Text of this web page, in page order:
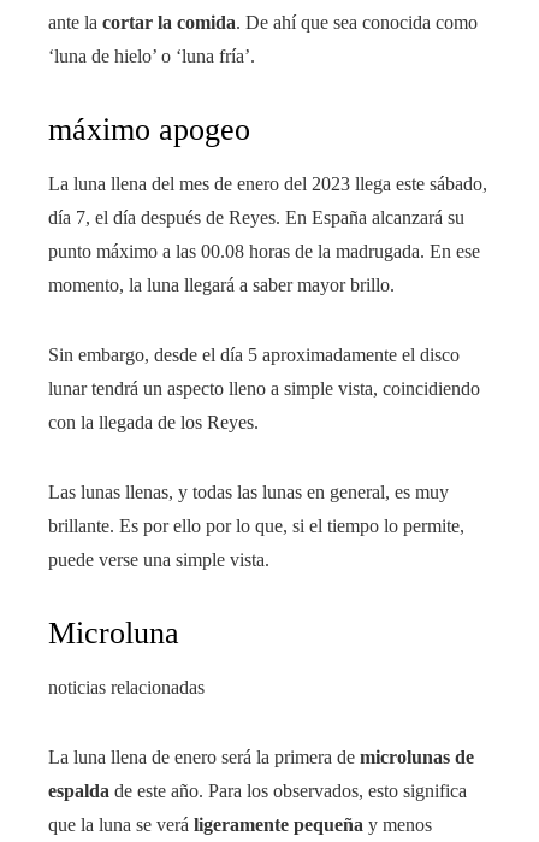
ante la cortar la comida. De ahí que sea conocida como
‘luna de hielo’ o ‘luna fría’.
máximo apogeo
La luna llena del mes de enero del 2023 llega este sábado,
día 7, el día después de Reyes. En España alcanzará su
punto máximo a las 00.08 horas de la madrugada. En ese
momento, la luna llegará a saber mayor brillo.
Sin embargo, desde el día 5 aproximadamente el disco
lunar tendrá un aspecto lleno a simple vista, coincidiendo
con la llegada de los Reyes.
Las lunas llenas, y todas las lunas en general, es muy
brillante. Es por ello por lo que, si el tiempo lo permite,
puede verse una simple vista.
Microluna
noticias relacionadas
La luna llena de enero será la primera de microlunas de
espalda de este año. Para los observados, esto significa
que la luna se verá ligeramente pequeña y menos